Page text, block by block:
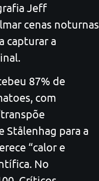
Jeff
cenas noturnas
capturar a
87% de
com
Stålenhag para a
“calor e
No